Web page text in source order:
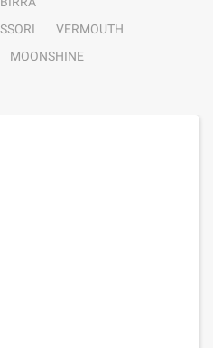
VERMOUTH
MOONSHINE